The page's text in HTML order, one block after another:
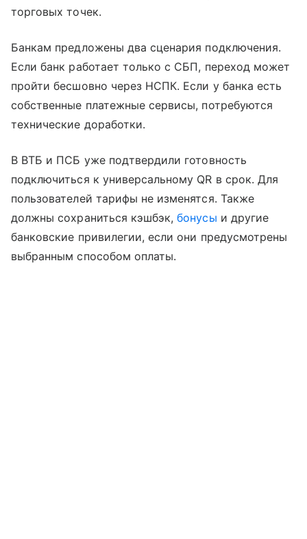
торговых точек.
Банкам предложены два сценария подключения.
Если банк работает только с СБП, переход может
пройти бесшовно через НСПК. Если у банка есть
собственные платежные сервисы, потребуются
технические доработки.
В ВТБ и ПСБ уже подтвердили готовность
подключиться к универсальному QR в срок. Для
пользователей тарифы не изменятся. Также
должны сохраниться кэшбэк,бонусы и другие
банковские привилегии, если они предусмотрены
выбранным способом оплаты.